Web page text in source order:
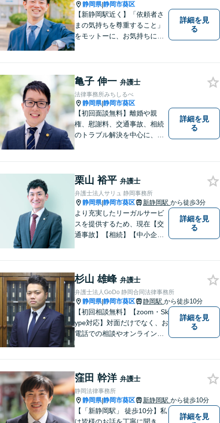
静岡県|静岡市葵区
【新静岡駅近く】「依頼者さ
まの気持ちを尊重すること」
をモットーに、お気持ちに寄
ご相談ください【交通事故】
豊富な経験と実績で早期に解
決
詳細を見
る
亀子 伸一 弁護士
法律事務所みちしるべ
静岡県|静岡市葵区
【初回面談無料】離婚や親
権、慰謝料、交通事故、相続
のトラブル解決を中心に、一
談も、お任せください。【静
岡市の弁護士】
詳細を見
る
栗山 裕平 弁護士
弁護士法人サリュ 静岡事務所
静岡県|静岡市葵区 新静岡駅 から徒歩3分
より充実したリーガルサービ
スを提供するため、現在【交
通事故】【相続】【中小企業
市での豊富な弁護士経験と多
数の解決実績がございます。
詳細を見
る
杉山 雄峰 弁護士
弁護士法人GoDo 静岡合同法律事務所
静岡県|静岡市葵区 静岡駅 から徒歩10分
【初回相談無料】【zoom・Sk
ype対応】対面だけでなく、お
電話での相談やオンライン相
だける最善の解決を目指しま
す。【ウェブ予約システムで
迅速な対応】
詳細を見
る
窪田 幹洋 弁護士
静岡法律事務所
静岡県|静岡市葵区 新静岡駅 から徒歩10分
【「新静岡駅」 徒歩10分】私
詳細を見